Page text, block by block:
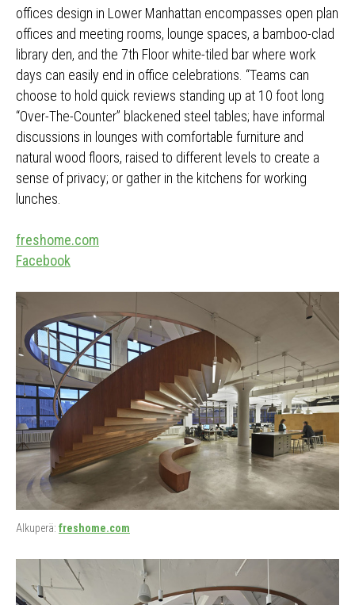
offices design in Lower Manhattan encompasses open plan
offices and meeting rooms, lounge spaces, a bamboo-clad
library den, and the 7th Floor white-tiled bar where work
days can easily end in office celebrations. “Teams can
choose to hold quick reviews standing up at 10 foot long
“Over-The-Counter” blackened steel tables; have informal
discussions in lounges with comfortable furniture and
natural wood floors, raised to different levels to create a
sense of privacy; or gather in the kitchens for working
lunches.
freshome.com
Facebook
Alkuperä: freshome.com